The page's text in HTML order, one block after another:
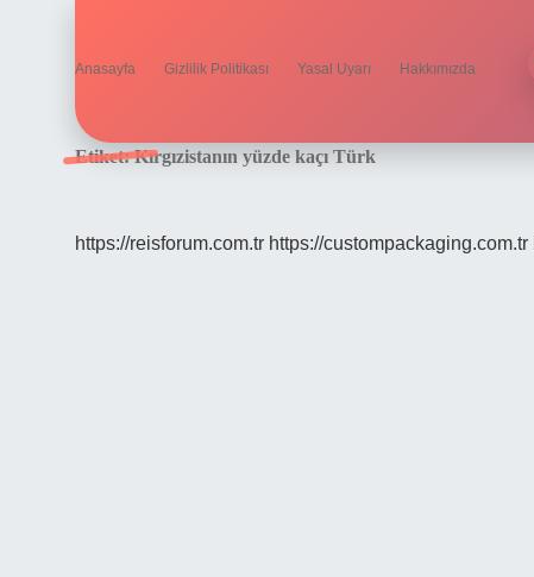
Anasayfa Gizlilik Politikası Yasal Uyarı Hakkımızda
Etiket:Kırgızistanın yüzde kaçı Türk
https://reisforum.com.tr https://custompackaging.com.tr